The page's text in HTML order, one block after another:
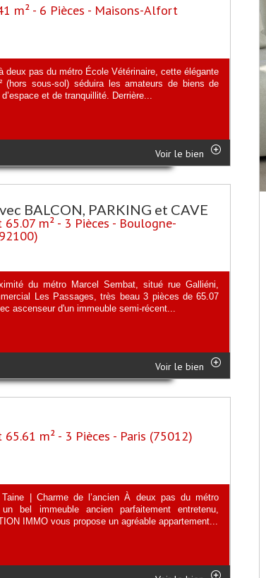
m² - 6 Pièces - Maisons-Alfort
deux pas du métro École Vétérinaire, cette élégante
(hors sous-sol) séduira les amateurs de biens de
et de tranquillité. Derrière...
Voir le bien
BALCON, PARKING et CAVE
m² - 3 Pièces - Boulogne-
du métro Marcel Sembat, situé rue Galliéni,
Les Passages, très beau 3 pièces de 65.07
ascenseur d'un immeuble semi-récent...
Voir le bien
m² - 3 Pièces - Paris (75012)
| Charme de l’ancien À deux pas du métro
bel immeuble ancien parfaitement entretenu,
IMMO vous propose un agréable appartement...